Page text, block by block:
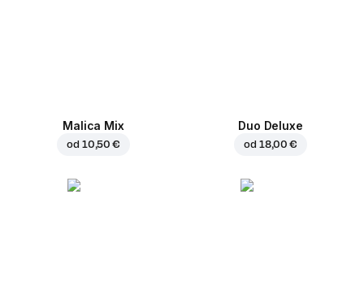
Malica Mix
od 10,50 €
Duo Deluxe
od 18,00 €